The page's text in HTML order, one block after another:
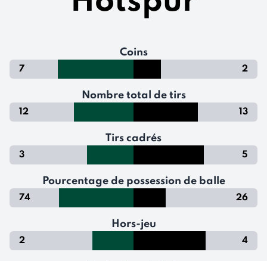
Coins
7 2
Nombre total de tirs
12 13
Tirs cadrés
3 5
Pourcentage de possession de balle
74 26
Hors-jeu
2 4